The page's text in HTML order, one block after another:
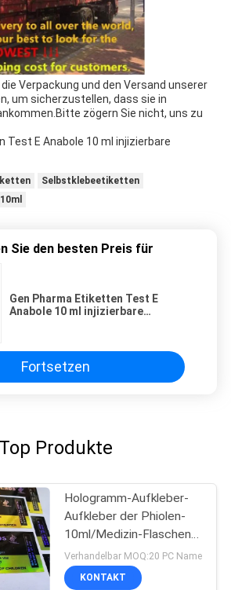
Verpackung und den Versand unserer
um sicherzustellen, dass sie in
zögern Sie nicht, uns zu
Test E Anabole 10 ml injizierbare
Selbstklebeetiketten
Sie den besten Preis für
Gen Pharma Etiketten Test E
Anabole 10 ml injizierbare
Fortsetzen
Top Produkte
Hologramm-Aufkleber-
Aufkleber der Phiolen-
10ml/Medizin-Flaschen-
Aufkleber-Laserdruck
Verhandelbar MOQ:20 PC Name
KONTAKT